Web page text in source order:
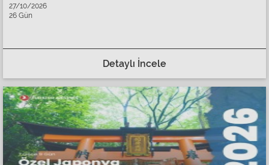
27/10/2026
26 Gün
Detaylı İncele